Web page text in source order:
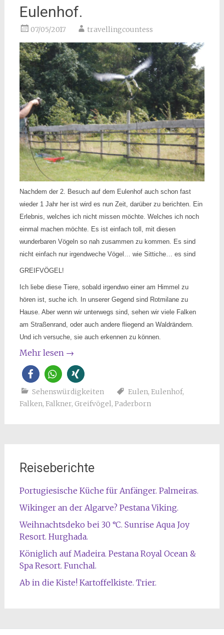
Eulenhof.
07/05/2017 travellingcountess
Nachdem der 2. Besuch auf dem Eulenhof auch schon fast
wieder 1 Jahr her ist wird es nun Zeit, darüber zu berichten. Ein
Erlebnis, welches ich nicht missen möchte. Welches ich noch
einmal machen möchte. Es ist einfach toll, mit diesen
wunderbaren Vögeln so nah zusammen zu kommen. Es sind
nicht einfach nur irgendweche Vögel… wie Sittiche… es sind
GREIFVÖGEL!
Ich liebe diese Tiere, sobald irgendwo einer am Himmel zu
hören ist, suche ich. In unserer Gegend sind Rotmilane zu
Hause. Aber wenn wir unterwegs sind, sehen wir viele Falken
am Straßenrand, oder auch andere fliegend an Waldrändern.
Und ich versuche, sie auch erkennen zu können.
Mehr lesen →
Sehenswürdigkeiten Eulen, Eulenhof,
Falken, Falkner, Greifvögel, Paderborn
Reiseberichte
Portugiesische Küche für Anfänger. Palmeiras.
Wikinger an der Algarve? Pestana Viking.
Weihnachtsdeko bei 30 °C. Sunrise Aqua Joy
Resort. Hurghada.
Königlich auf Madeira. Pestana Royal Ocean &
Spa Resort. Funchal.
Ab in die Kiste! Kartoffelkiste. Trier.